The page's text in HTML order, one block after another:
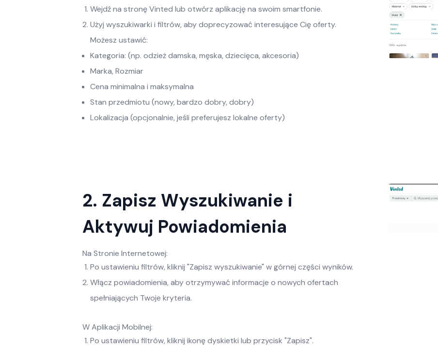
Wejdź na stronę Vinted lub otwórz aplikację na swoim smartfonie.
Użyj wyszukiwarki i filtrów, aby doprecyzować interesujące Cię oferty.
Możesz ustawić:
Kategoria: (np. odzież damska, męska, dziecięca, akcesoria)
Marka, Rozmiar
Cena minimalna i maksymalna
Stan przedmiotu (nowy, bardzo dobry, dobry)
Lokalizacja (opcjonalnie, jeśli preferujesz lokalne oferty)
2. Zapisz Wyszukiwanie i
Aktywuj Powiadomienia
Na Stronie Internetowej:
Po ustawieniu filtrów, kliknij "Zapisz wyszukiwanie" w górnej części wyników.
Włącz powiadomienia, aby otrzymywać informacje o nowych ofertach
spełniających Twoje kryteria.
W Aplikacji Mobilnej:
Po ustawieniu filtrów, kliknij ikonę dyskietki lub przycisk "Zapisz".